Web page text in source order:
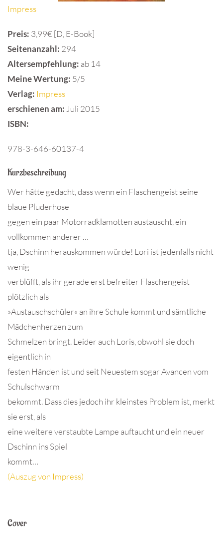
Impress
Preis: 3,99€ [D, E-Book]
Seitenanzahl: 294
Altersempfehlung: ab 14
Meine Wertung: 5/5
Verlag: Impress
erschienen am: Juli 2015
ISBN:
978-3-646-60137-4
Kurzbeschreibung
Wer hätte gedacht, dass wenn ein Flaschengeist seine
blaue Pluderhose
gegen ein paar Motorradklamotten austauscht, ein
vollkommen anderer …
tja, Dschinn herauskommen würde! Lori ist jedenfalls nicht
wenig
verblüfft, als ihr gerade erst befreiter Flaschengeist
plötzlich als
»Austauschschüler« an ihre Schule kommt und sämtliche
Mädchenherzen zum
Schmelzen bringt. Leider auch Loris, obwohl sie doch
eigentlich in
festen Händen ist und seit Neuestem sogar Avancen vom
Schulschwarm
bekommt. Dass dies jedoch ihr kleinstes Problem ist, merkt
sie erst, als
eine weitere verstaubte Lampe auftaucht und ein neuer
Dschinn ins Spiel
kommt…
(Auszug von Impress)
Cover